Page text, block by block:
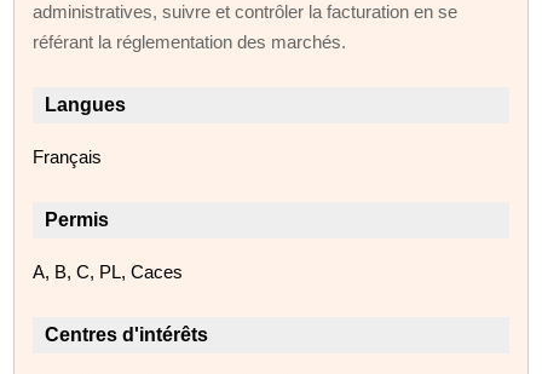
administratives, suivre et contrôler la facturation en se
référant la réglementation des marchés.
Langues
Français
Permis
A, B, C, PL, Caces
Centres d'intérêts